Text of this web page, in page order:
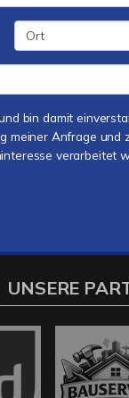
bin damit
meiner Anfrage und
verarbeitet
UNSERE